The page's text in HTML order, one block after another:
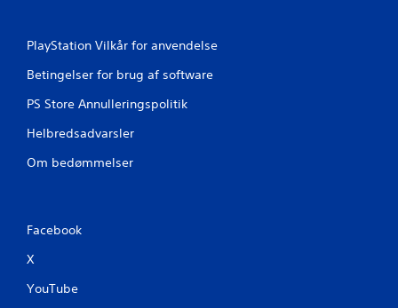
PlayStation Vilkår for anvendelse
Betingelser for brug af software
PS Store Annulleringspolitik
Helbredsadvarsler
Om bedømmelser
Facebook
X
YouTube